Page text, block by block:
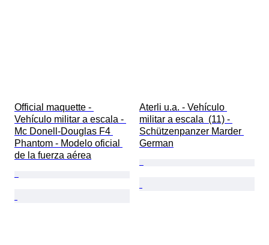
Official maquette -
Vehículo militar a escala -
Mc Donell-Douglas F4
Phantom - Modelo oficial
de la fuerza aérea
Aterli u.a. - Vehículo
militar a escala  (11) -
Schützenpanzer Marder
German